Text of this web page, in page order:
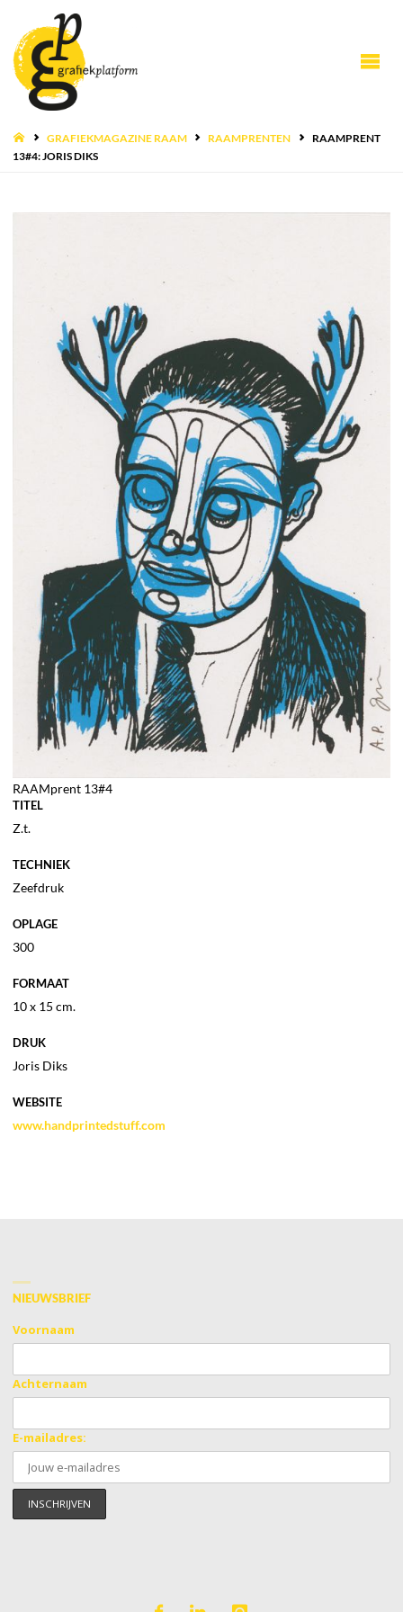
HOMEGRAFIEKMAGAZINE RAAM RAAMPRENTEN
RAAMPRENT
13#4: JORIS DIKS
RAAMprent 13#4
TITEL
Z.t.
TECHNIEK
Zeefdruk
OPLAGE
300
FORMAAT
10 x 15 cm.
DRUK
Joris Diks
WEBSITE
www.handprintedstuff.com
NIEUWSBRIEF
Voornaam
Achternaam
E-mailadres: